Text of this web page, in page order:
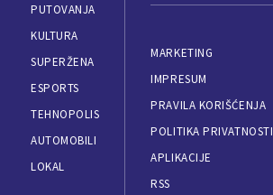
PUTOVANJA
KULTURA
SUPERŽENA
ESPORTS
TEHNOPOLIS
AUTOMOBILI
LOKAL
MARKETING
IMPRESUM
PRAVILA KORIŠĆENJA
POLITIKA PRIVATNOSTI
APLIKACIJE
RSS